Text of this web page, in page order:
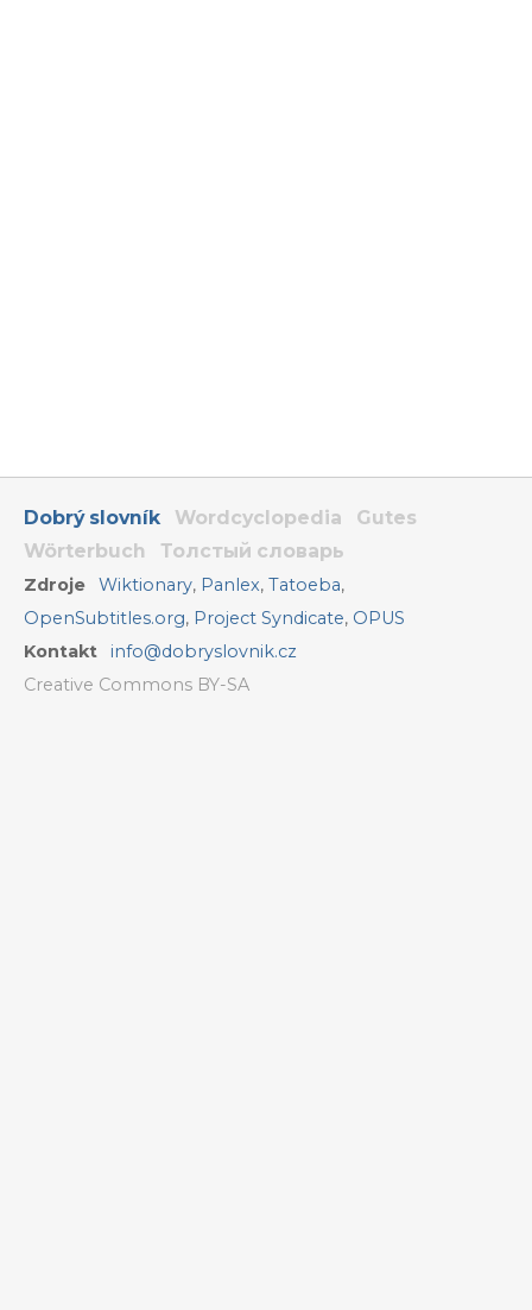
Dobrý slovník Wordcyclopedia
Gutes
Wörterbuch
Толстый словарь
Zdroje Wiktionary, Panlex,Tatoeba,
OpenSubtitles.org, Project Syndicate, OPUS
Kontakt
info@dobryslovnik.cz
Creative Commons BY-SA